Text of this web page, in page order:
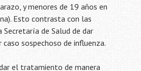
y menores de 19 años en
Esto contrasta con las
Secretaría de Salud de dar
sospechoso de influenza.
el tratamiento de manera